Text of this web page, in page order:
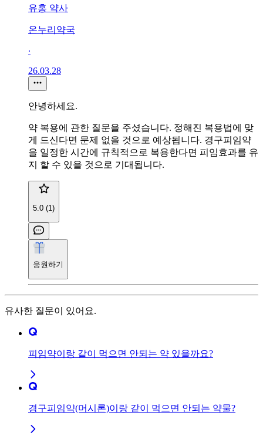
유홍 약사
온누리약국
∙
26.03.28
안녕하세요.
약 복용에 관한 질문을 주셨습니다. 정해진 복용법에 맞
게 드신다면 문제 없을 것으로 예상됩니다. 경구피임약
을 일정한 시간에 규칙적으로 복용한다면 피임효과를 유
지 할 수 있을 것으로 기대됩니다.
5.0 (1)
응원하기
유사한 질문이 있어요.
피임약이랑 같이 먹으면 안되는 약 있을까요?
경구피임약(머시론)이랑 같이 먹으면 안되는 약물?